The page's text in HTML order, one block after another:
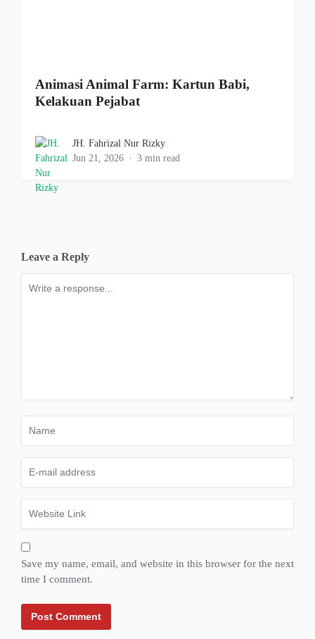
Animasi Animal Farm: Kartun Babi,
Kelakuan Pejabat
JH. Fahrizal Nur Rizky
Jun 21, 2026
3 min read
Leave a Reply
Save my name, email, and website in this browser for the next
time I comment.